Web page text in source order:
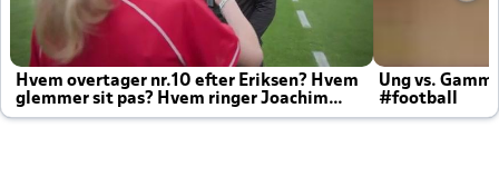
Hvem overtager nr.10 efter Eriksen? Hvem
glemmer sit pas? Hvem ringer Joachim
altid til efter kampe?
Ung vs.
#football